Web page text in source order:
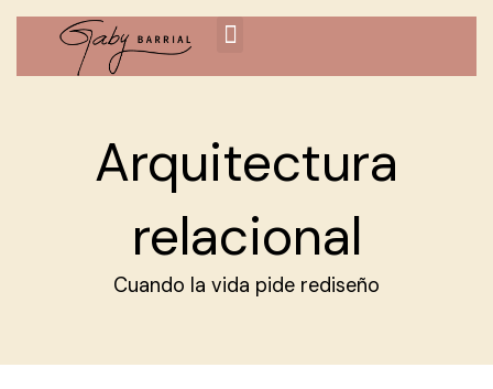
contenido
Arquitectura
relacional
Cuando la vida pide rediseño